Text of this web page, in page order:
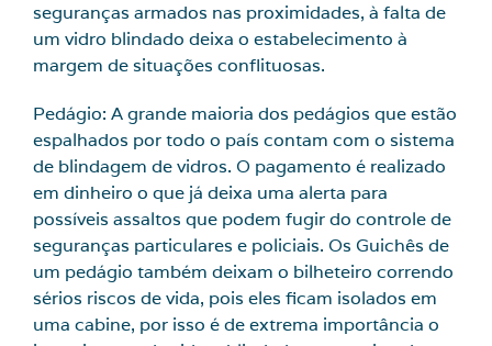
seguranças armados nas proximidades, à falta de
um vidro blindado deixa o estabelecimento à
margem de situações conflituosas.
Pedágio: A grande maioria dos pedágios que estão
espalhados por todo o país contam com o sistema
de blindagem de vidros. O pagamento é realizado
em dinheiro o que já deixa uma alerta para
possíveis assaltos que podem fugir do controle de
seguranças particulares e policiais. Os Guichês de
um pedágio também deixam o bilheteiro correndo
sérios riscos de vida, pois eles ficam isolados em
uma cabine, por isso é de extrema importância o